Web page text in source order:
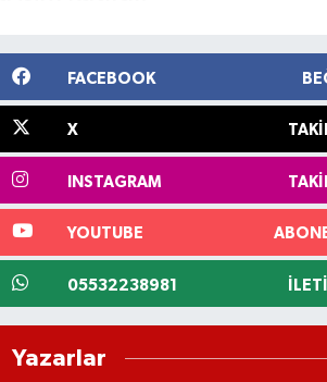
FACEBOOK
X
INSTAGRAM
YOUTUBE
05532238981
Yazarlar